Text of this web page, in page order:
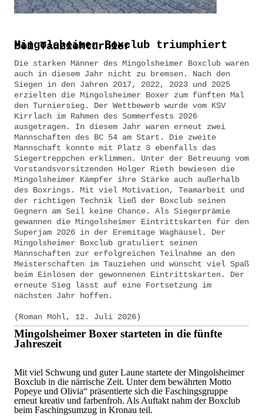
Mingolsheimer Boxclub triumphiert bei Tauziehturnier
Die starken Männer des Mingolsheimer Boxclub waren
auch in diesem Jahr nicht zu bremsen. Nach den
Siegen in den Jahren 2017, 2022, 2023 und 2025
erzielten die Mingolsheimer Boxer zum fünften Mal
den Turniersieg. Der Wettbewerb wurde vom KSV
Kirrlach im Rahmen des Sommerfests 2026
ausgetragen. In diesem Jahr waren erneut zwei
Mannschaften des BC 54 am Start. Die zweite
Mannschaft konnte mit Platz 3 ebenfalls das
Siegertreppchen erklimmen. Unter der Betreuung vom
Vorstandsvorsitzenden Holger Rieth bewiesen die
Mingolsheimer Kämpfer ihre Stärke auch außerhalb
des Boxrings. Mit viel Motivation, Teamarbeit und
der richtigen Technik ließ der Boxclub seinen
Gegnern am Seil keine Chance. Als Siegerprämie
gewannen die Mingolsheimer Eintrittskarten für den
Superjam 2026 in der Eremitage Waghäusel. Der
Mingolsheimer Boxclub gratuliert seinen
Mannschaften zur erfolgreichen Teilnahme an den
Meisterschaften im Tauziehen und wünscht viel Spaß
beim Einlösen der gewonnenen Eintrittskarten. Der
erneute Sieg lässt auf eine Fortsetzung im
nächsten Jahr hoffen.
(Roman Möhl, 12. Juli 2026)
Mingolsheimer Boxer starteten in die fünfte
Jahreszeit
Mit viel Schwung und guter Laune startete der Mingolsheimer
Boxclub in die närrische Zeit. Unter dem bewährten Motto
Popeye und Olivia“ präsentierte sich die Faschingsgruppe
erneut kreativ und farbenfroh. Als Auftakt nahm der Boxclub
beim Faschingsumzug in Kronau teil.